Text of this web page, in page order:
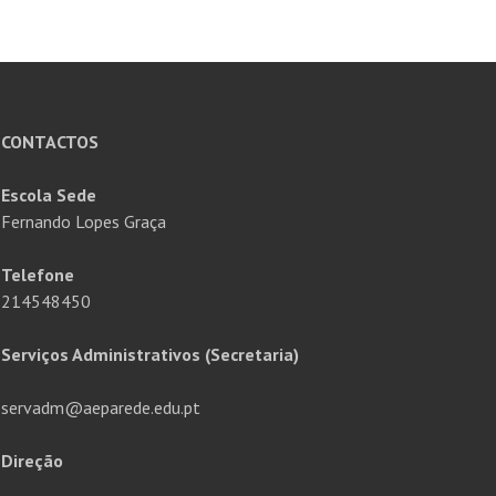
CONTACTOS
Escola Sede
Fernando Lopes Graça
Telefone
214548450
Serviços Administrativos (Secretaria)
servadm@aeparede.edu.pt
Direção